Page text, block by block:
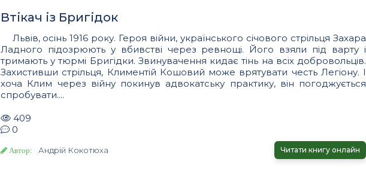
Втікач із Бригідок
Львів, осінь 1916 року. Героя війни, українського січового стрільця Захара
Ладного підозрюють у вбивстві через ревнощі. Його взяли під варту і
тримають у тюрмі Бригідки. Звинувачення кидає тінь на всіх добровольців.
Захистивши стрільця, Климентій Кошовий може врятувати честь Легіону. І
хоча Клим через війну покинув адвокатську практику, він погоджується
спробувати....
409
0
Автор: Андрій Кокотюха Читати книгу онлайн